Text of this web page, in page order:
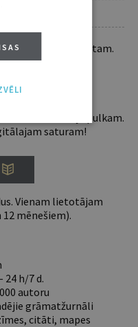
žurnāla abonentam.
autorizēties:
lasītāju pulkam.
saturam!
Vienam lietotājam
mēnešiem).
24 h/7 d.
autoru
grāmatžurnāli
citāti, mapes